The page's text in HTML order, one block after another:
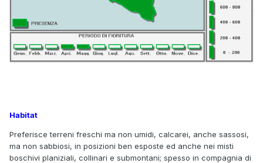
Habitat
Preferisce terreni freschi ma non umidi, calcarei, anche sassosi,
ma non sabbiosi, in posizioni ben esposte ed anche nei misti
boschivi planiziali, collinari e submontani; spesso in compagnia di